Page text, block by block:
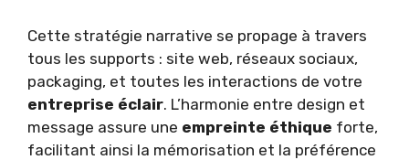
Cette stratégie narrative se propage à travers
tous les supports : site web, réseaux sociaux,
packaging, et toutes les interactions de votre
entreprise éclair. L’harmonie entre design et
message assure une empreinte éthique forte,
facilitant ainsi la mémorisation et la préférence